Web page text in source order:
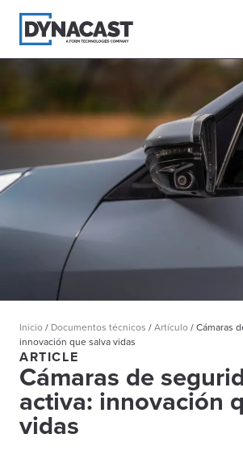
Inicio/ Documentos técnicos /Artículo/Cámaras
innovación que salva vidas
ARTICLE
Cámaras de
activa: innovación
vidas